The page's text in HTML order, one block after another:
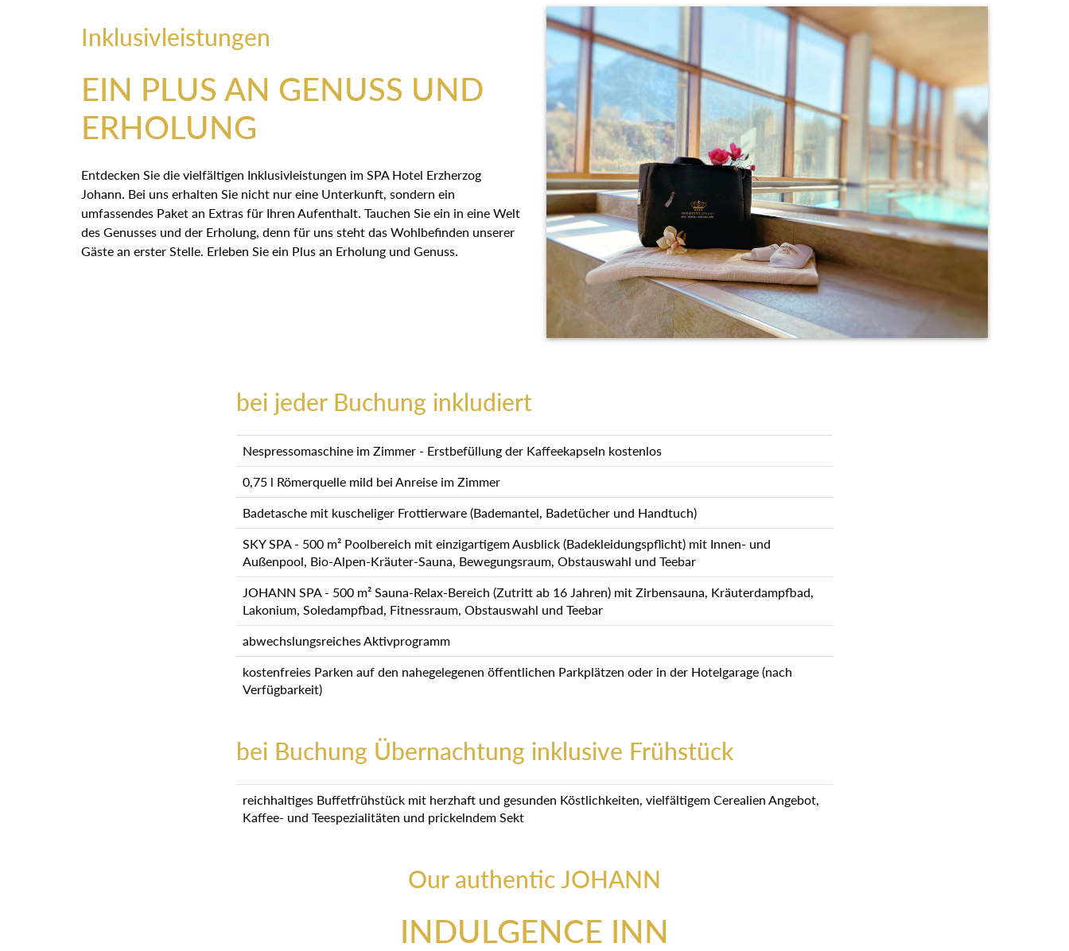
Inklusivleistungen
EIN PLUS AN GENUSS UND
ERHOLUNG
Entdecken Sie die vielfältigen Inklusivleistungen im SPA Hotel Erzherzog
Johann. Bei uns erhalten Sie nicht nur eine Unterkunft, sondern ein
umfassendes Paket an Extras für Ihren Aufenthalt. Tauchen Sie ein in eine Welt
des Genusses und der Erholung, denn für uns steht das Wohlbefinden unserer
Gäste an erster Stelle. Erleben Sie ein Plus an Erholung und Genuss.
bei jeder Buchung inkludiert
Nespressomaschine im Zimmer - Erstbefüllung der Kaffeekapseln kostenlos
0,75 l Römerquelle mild bei Anreise im Zimmer
Badetasche mit kuscheliger Frottierware (Bademantel, Badetücher und Handtuch)
SKY SPA - 500 m² Poolbereich mit einzigartigem Ausblick (Badekleidungspflicht) mit Innen- und
Außenpool, Bio-Alpen-Kräuter-Sauna, Bewegungsraum, Obstauswahl und Teebar
JOHANN SPA - 500 m² Sauna-Relax-Bereich (Zutritt ab 16 Jahren) mit Zirbensauna, Kräuterdampfbad,
Lakonium, Soledampfbad, Fitnessraum, Obstauswahl und Teebar
abwechslungsreiches Aktivprogramm
kostenfreies Parken auf den nahegelegenen öffentlichen Parkplätzen oder in der Hotelgarage (nach
Verfügbarkeit)
bei Buchung Übernachtung inklusive Frühstück
reichhaltiges Buffetfrühstück mit herzhaft und gesunden Köstlichkeiten, vielfältigem Cerealien Angebot,
Kaffee- und Teespezialitäten und prickelndem Sekt
Our authentic JOHANN
INDULGENCE INN